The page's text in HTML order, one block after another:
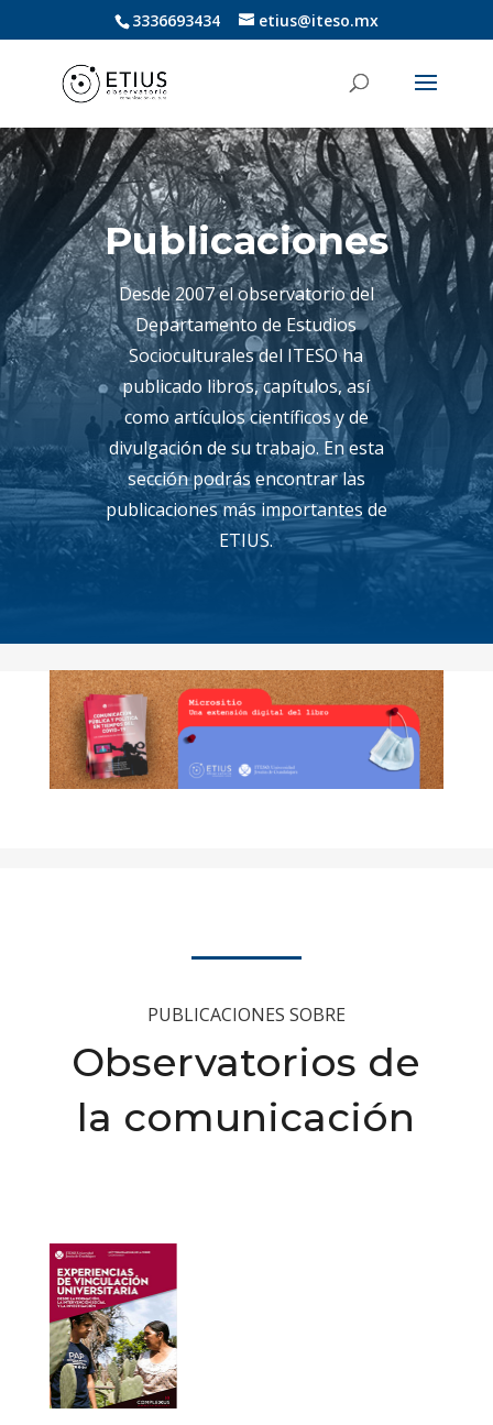
3336693434 etius@iteso.mx
Publicaciones
Desde 2007 el observatorio del
Departamento de Estudios
Socioculturales del ITESO ha
publicado libros, capítulos, así
como artículos científicos y de
divulgación de su trabajo. En esta
sección podrás encontrar las
publicaciones más importantes de
ETIUS.
PUBLICACIONES SOBRE
Observatorios de
la comunicación